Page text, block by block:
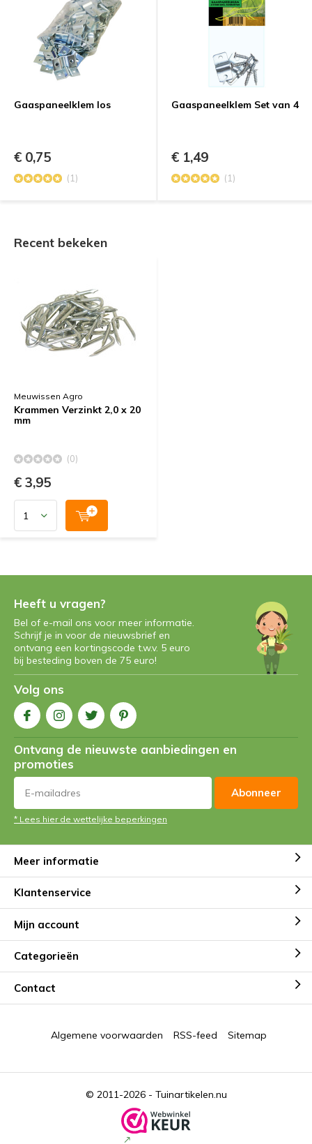
Gaaspaneelklem los
€ 0,75
(1)
Gaaspaneelklem Set van 4
€ 1,49
(1)
Recent bekeken
Meuwissen Agro
Krammen Verzinkt 2,0 x 20
mm
(0)
€ 3,95
Heeft u vragen?
Bel of e-mail ons voor meer informatie.
Schrijf je in voor de nieuwsbrief en
ontvang een kortingscode t.w.v. 5 euro
bij besteding boven de 75 euro!
Volg ons
Ontvang de nieuwste aanbiedingen en
promoties
Abonneer
* Lees hier de wettelijke beperkingen
Meer informatie
Klantenservice
Mijn account
Categorieën
Contact
© 2011-2026 - Tuinartikelen.nu
Algemene voorwaarden RSS-feed Sitemap